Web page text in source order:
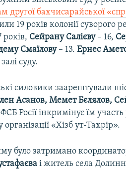
другої бахчисарайської
19 років колонії суворого
років, Сейрану Салієву– 16,
Смаїлову– 13.Ернес
суду.
силовики заарештували
Асанов, Мемет Бєлялов,
Росії інкримінує їм участь
«Хізб ут-Тахрір».
було затримано
і житель села